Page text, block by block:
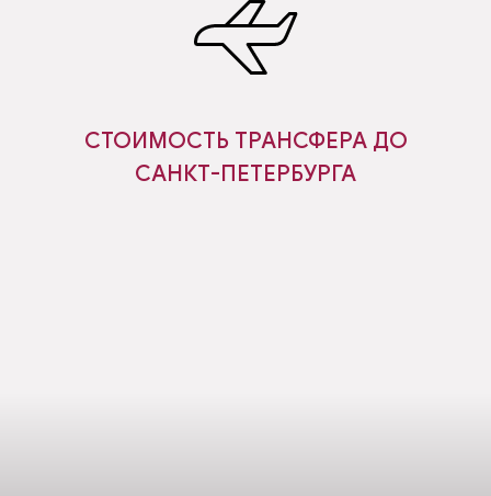
СТОИМОСТЬ ТРАНСФЕРА ДО
САНКТ-ПЕТЕРБУРГА